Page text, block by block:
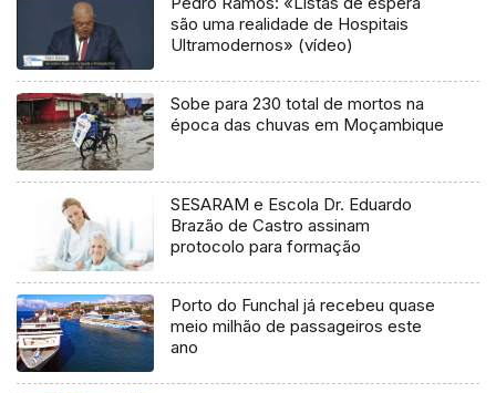
são uma realidade de Hospitais
Ultramodernos» (vídeo)
Sobe para 230 total de mortos na
época das chuvas em Moçambique
SESARAM e Escola Dr. Eduardo
Brazão de Castro assinam
protocolo para formação
Porto do Funchal já recebeu quase
meio milhão de passageiros este
ano